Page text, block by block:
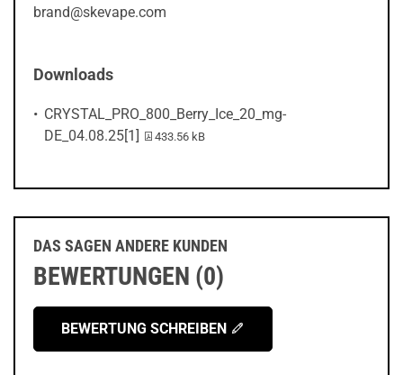
brand@skevape.com
Downloads
CRYSTAL_PRO_800_Berry_Ice_20_mg-
DE_04.08.25[1]
PDF-Datei:
433.56 kB
DAS SAGEN ANDERE KUNDEN
BEWERTUNGEN (0)
BEWERTUNG SCHREIBEN